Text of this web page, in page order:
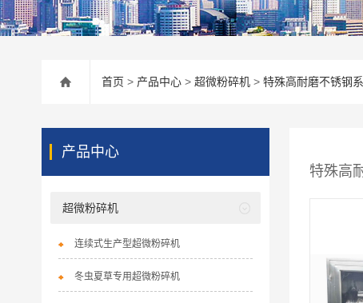
首页 > 产品中心 > 超微粉碎机 > 特殊高耐磨不锈钢系
特殊高
产品中心
超微粉碎机
连续式生产型超微粉碎机
冬虫夏草专用超微粉碎机